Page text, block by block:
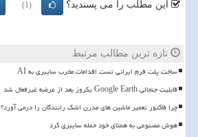
این مطلب را می پسندید؟ (1)
تازه ترین مطالب مرتبط
ساخت پلت فرم ایرانی تست اقدامات مخرب سایبری به AI
قابلیت جنجالی Google Earth یکروز بعد از عرضه غیرفعال شد
چرا فاکتور تعمیر ماشین های مدرن اشک رانندگان را درمی آورد؟
هوش مصنوعی به همتای خود حمله سایبری کرد